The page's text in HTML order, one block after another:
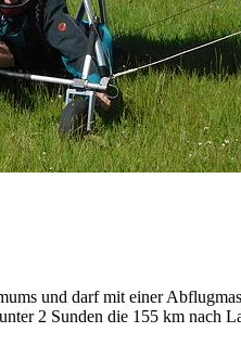
und darf mit einer
2 Sunden die 155 km nach